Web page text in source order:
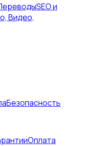
SEO и
Видео,
Безопасность
Оплата